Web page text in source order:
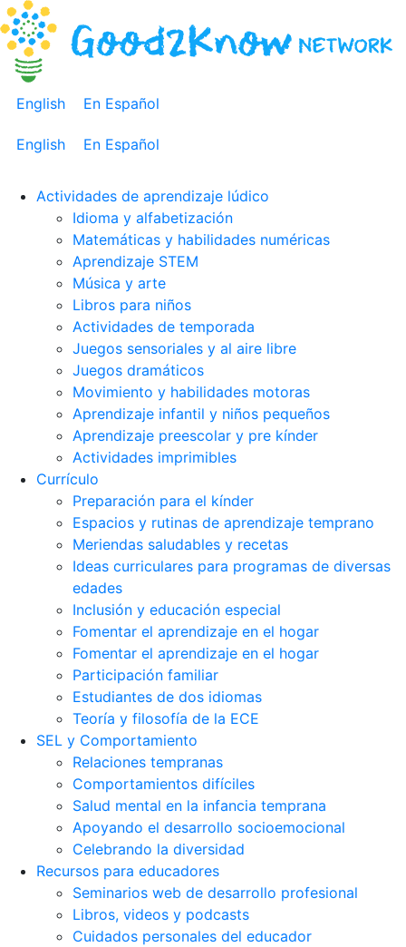
English En Español
English En Español
Actividades de aprendizaje lúdico
Idioma y alfabetización
Matemáticas y habilidades numéricas
Aprendizaje STEM
Música y arte
Libros para niños
Actividades de temporada
Juegos sensoriales y al aire libre
Juegos dramáticos
Movimiento y habilidades motoras
Aprendizaje infantil y niños pequeños
Aprendizaje preescolar y pre kínder
Actividades imprimibles
Currículo
Preparación para el kínder
Espacios y rutinas de aprendizaje temprano
Meriendas saludables y recetas
Ideas curriculares para programas de diversas
edades
Inclusión y educación especial
Fomentar el aprendizaje en el hogar
Fomentar el aprendizaje en el hogar
Participación familiar
Estudiantes de dos idiomas
Teoría y filosofía de la ECE
SEL y Comportamiento
Relaciones tempranas
Comportamientos difíciles
Salud mental en la infancia temprana
Apoyando el desarrollo socioemocional
Celebrando la diversidad
Recursos para educadores
Seminarios web de desarrollo profesional
Libros, videos y podcasts
Cuidados personales del educador